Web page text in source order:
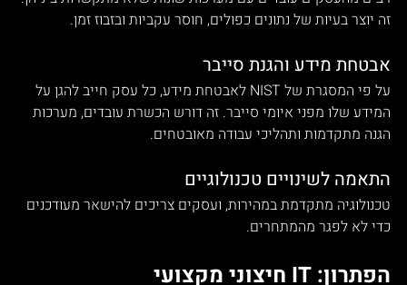
זה יוצר בעיות של נתונים כפולים, חוסר עקביות ובזבוז זמן.
אבטחת מידע והגנת סייבר
על פי המסגרת של NIST לאבטחת מידע, כל עסק חייב להגן על
המידע שלו מפני איומי סייבר. זה דורש הכשרת עובדים, מערכות
הגנה מתקדמות ותהליכי עבודה מאובטחים.
התאמה לשינויים טכנולוגיים
טכנולוגיה מתקדמת במהירות, ועסקים צריכים להישאר מעודכנים
כדי לא לפגר מהמתחרים.
הפתרון: IT חיצוני מקצועי